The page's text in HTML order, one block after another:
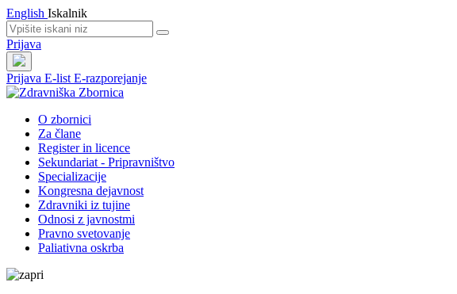
English Iskalnik
Prijava
Prijava E-list E-razporejanje
O zbornici
Za člane
Register in licence
Sekundariat - Pripravništvo
Specializacije
Kongresna dejavnost
Zdravniki iz tujine
Odnosi z javnostmi
Pravno svetovanje
Paliativna oskrba